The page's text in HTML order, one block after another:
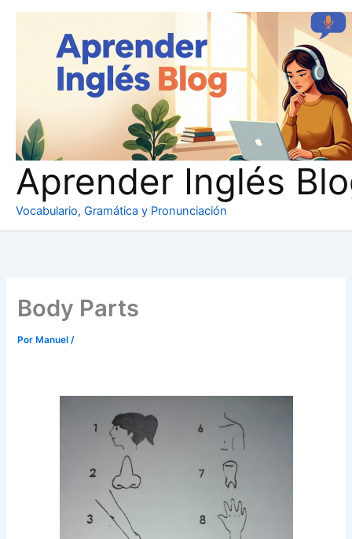
Aprender Inglés
Vocabulario, Gramática y Pronunciación
Body Parts
Por Manuel/